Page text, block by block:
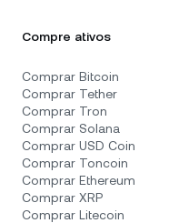
Compre ativos
Comprar Bitcoin
Comprar Tether
Comprar Tron
Comprar Solana
Comprar USD Coin
Comprar Toncoin
Comprar Ethereum
Comprar XRP
Comprar Litecoin